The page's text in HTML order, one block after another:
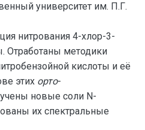
университет им. П.Г.
нитрования 4-хлор-3-
Отработаны методики
кислоты и её
этих орто-
новые соли N-
их спектральные